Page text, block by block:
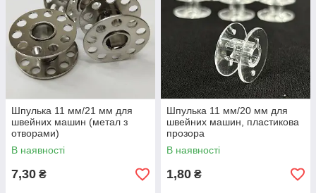
Шпулька 11 мм/21 мм для
швейних машин (метал з
отворами)
В наявності
7,30 ₴
Шпулька 11 мм/20 мм для
швейних машин, пластикова
прозора
В наявності
1,80 ₴